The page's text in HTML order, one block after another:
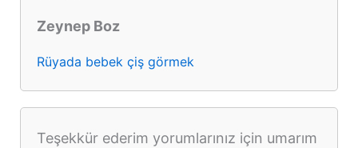
Zeynep Boz
Rüyada bebek çiş görmek
Teşekkür ederim yorumlarınız için umarım